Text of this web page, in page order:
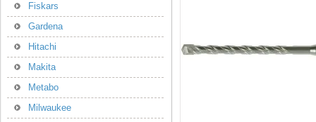
Fiskars
Gardena
Hitachi
Makita
Metabo
Milwaukee